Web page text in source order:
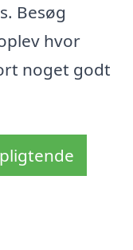
Besøg
hvor
noget godt